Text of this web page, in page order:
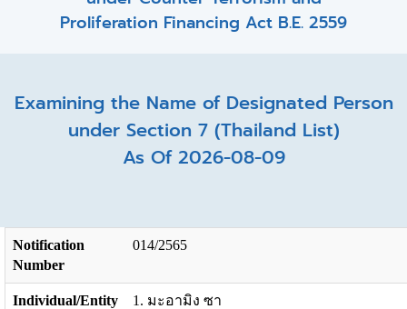
Proliferation Financing Act B.E. 2559
Examining the Name of Designated Person
under Section 7 (Thailand List)
As Of 2026-08-09
Notification
Number
014/2565
Individual/Entity
1. มะอามิง ซา